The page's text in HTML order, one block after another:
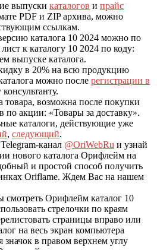
выпуски каталогов и прайс
PDF и ZIP архива, можно
ссылкам.
каталога 10 2024 можно по
к каталогу 10 2024 по коду:
выпуске каталога.
в 20% на всю продукцию
можно после регистрации в
товара, возможна после покупки
по акции: «Товары за доставку».
каталоги, действующие уже
, следующий.
канал @OriWebRu и узнай
нового каталога Орифлейм на
и простой способ получить
Oriflame. Ждем Вас на нашем
смотреть Орифлейм каталог 10
стрелочки по краям
страницы вправо или
на весь экран компьютера
значок в правом верхнем углу